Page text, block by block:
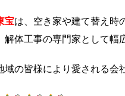
宝は、空き家や建て替え時
解体工事の専門家として幅
域の皆様により愛される